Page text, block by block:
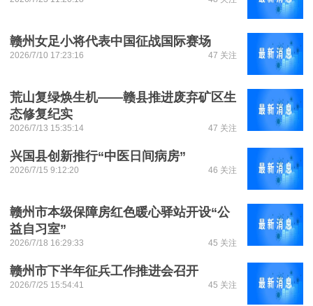
赣州女足小将代表中国征战国际赛场
2026/7/10 17:23:16 47 关注
荒山复绿焕生机——赣县推进废弃矿区生
态修复纪实
2026/7/13 15:35:14 47 关注
兴国县创新推行“中医日间病房”
2026/7/15 9:12:20 46 关注
赣州市本级保障房红色暖心驿站开设“公
益自习室”
2026/7/18 16:29:33 45 关注
赣州市下半年征兵工作推进会召开
2026/7/25 15:54:41 45 关注